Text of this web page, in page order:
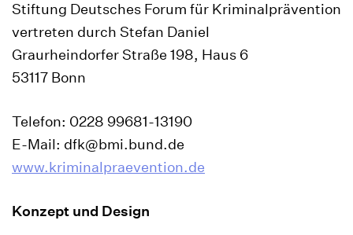
Stiftung Deutsches Forum für Kriminalprävention
vertreten durch Stefan Daniel
Graurheindorfer Straße 198, Haus 6
53117 Bonn
Telefon: 0228 99681-13190
E-Mail: dfk@bmi.bund.de
www.kriminalpraevention.de
Konzept und Design